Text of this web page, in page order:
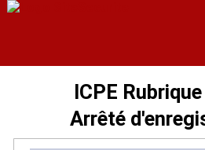
ICPE
Arrêté